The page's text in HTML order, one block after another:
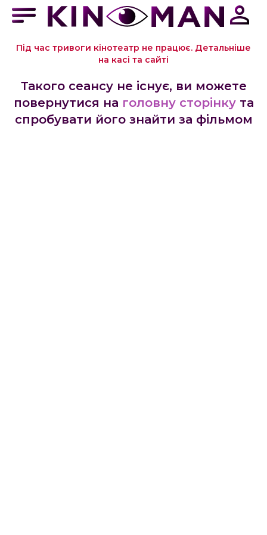
Під час тривоги кінотеатр не працює. Детальніше
на касі та сайті
Такого сеансу не існує, ви можете
повернутися на головну сторінку та
спробувати його знайти за фільмом